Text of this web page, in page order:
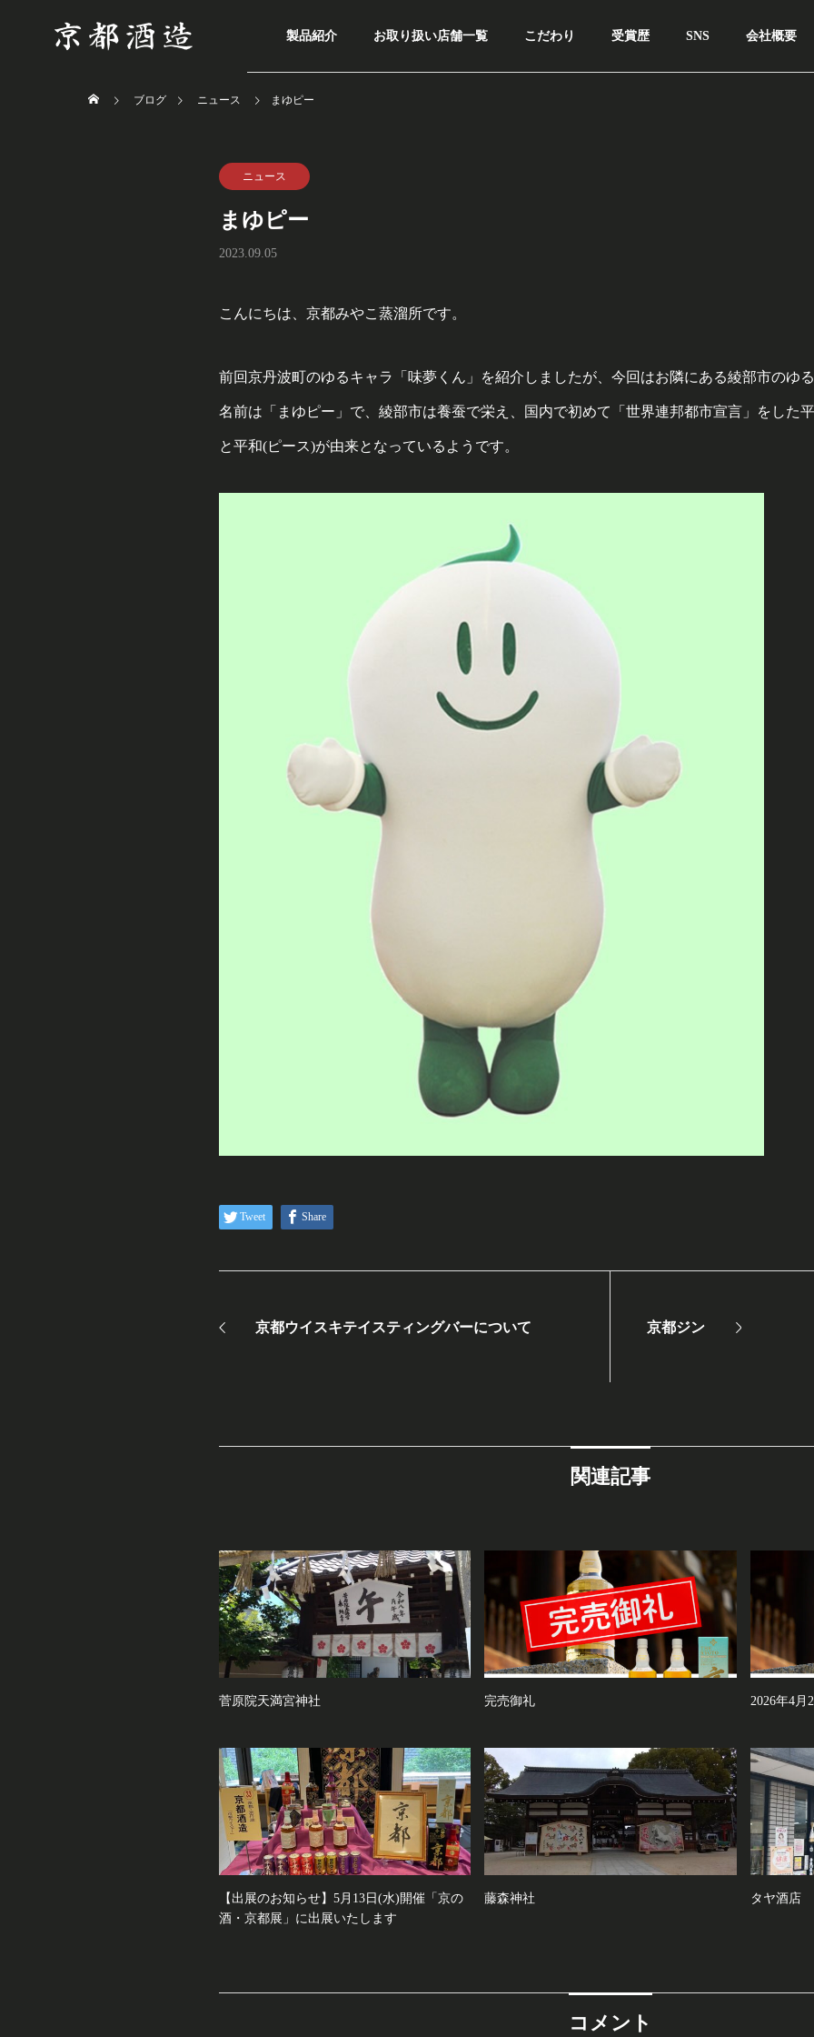
製品紹介 お取り扱い店舗一覧 こだわり 受賞歴 SNS 会社概要
ブログ ニュース まゆピー
ニュース
まゆピー
2023.09.05
こんにちは、京都みやこ蒸溜所です。
前回京丹波町のゆるキャラ「味夢くん」を紹介しましたが、今回はお隣にある綾部市のゆ
名前は「まゆピー」で、綾部市は養蚕で栄え、国内で初めて「世界連邦都市宣言」をした
と平和(ピース)が由来となっているようです。
Tweet Share
京都ウイスキテイスティングバーについて 京都ジン
関連記事
菅原院天満宮神社 完売御礼 2026年4月
【出展のお知らせ】5月13日(水)開催「京の
酒・京都展」に出展いたします
藤森神社 タヤ酒店
コメント